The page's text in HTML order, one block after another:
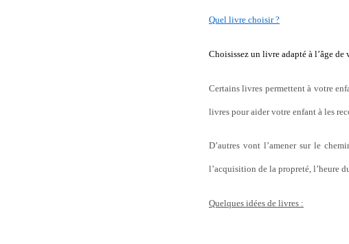
Quel livre choisir ?
Choisissez un livre adapté à l’âge
Certains livres permettent à votre
livres pour aider votre enfant à les
D’autres vont l’amener sur le
l’acquisition de la propreté, l’heure
Quelques idées de livres :